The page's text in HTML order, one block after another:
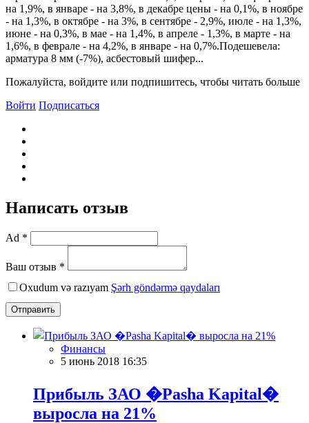
на 1,9%, в январе - на 3,8%, в декабре цены - на 0,1%, в ноябре
- на 1,3%, в октябре - на 3%, в сентябре - 2,9%, июле - на 1,3%,
июне - на 0,3%, в мае - на 1,4%, в апреле - 1,3%, в марте - на
1,6%, в феврале - на 4,2%, в январе - на 0,7%.Подешевела:
арматура 8 мм (-7%), асбестовый шифер...
Пожалуйста, войдите или подпишитесь, чтобы читать больше
Войти Подписаться
Написать отзыв
Ad *
Ваш отзыв *
Oxudum və razıyam Şərh göndərmə qaydaları
Отправить
Финансы
5 июнь 2018 16:35
Прибыль ЗАО �Pasha Kapital�
выросла на 21%